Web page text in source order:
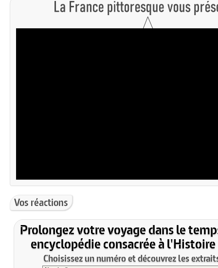
Vos réactions
Prolongez votre voyage dans le
encyclopédie consacrée à l'Histoire
Choisissez un numéro et découvrez les